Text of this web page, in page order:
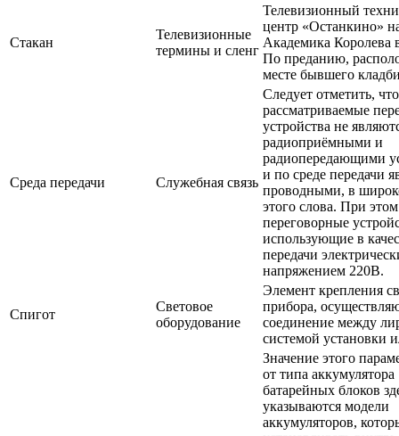
Стакан
Телевизионные
термины и сленг
Телевизионный
центр «Останкино»
Академика Королева
По преданию,
месте бывшего
Среда передачи Служебная связь
Следует отметить, что
рассматриваемые
устройства не
радиоприёмными и
радиопередающими
и по среде передачи
проводными, в
этого слова. При
переговорные
использующие в
передачи
напряжением 220В.
Спигот
Световое
оборудование
Элемент крепления
прибора,
соединение между
системой установки
Значение этого
от типа
батарейных блоков
указываются модели
аккумуляторов,